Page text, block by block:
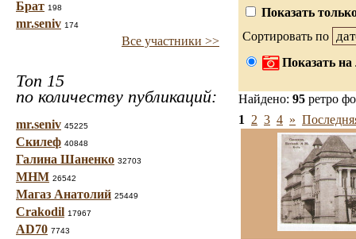
Брат 198
mr.seniv 174
Все участники >>
Топ 15
по количеству публикаций:
mr.seniv 45225
Скилеф 40848
Галина Шаненко 32703
МНМ 26542
Магаз Анатолий 25449
Crakodil 17967
AD70 7743
Показать
Сортировать по
Показать на
Найдено: 95 ретро
1
2 3 4 »